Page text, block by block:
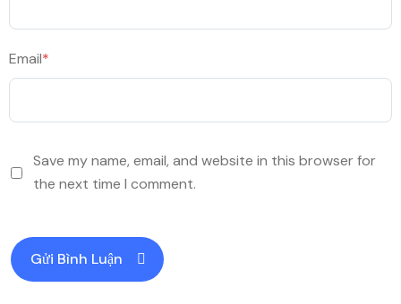
Email*
Save my name, email, and website in this browser for
the next time I comment.